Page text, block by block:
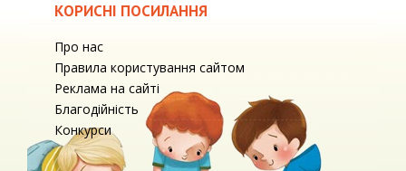
КОРИСНІ ПОСИЛАННЯ
Про нас
Правила користування сайтом
Реклама на сайті
Благодійність
Конкурси